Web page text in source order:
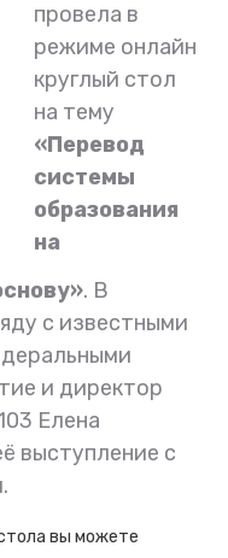
провела в
режиме онлайн
круглый стол
на тему
«Перевод
системы
образования
на
. В
с известными
и директор
Елена
выступление с
вы можете